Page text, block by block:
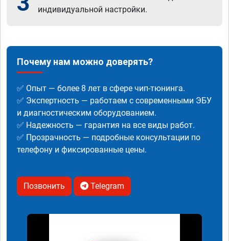
индивидуальной настройки.
Почему нам можно доверять?
✅ Опыт — более 8 лет в сфере чип-тюнинга.
✅ Экспертность — работаем с современными ЭБУ
и диагностическим оборудованием.
✅ Надежность — гарантия на все виды работ.
✅ Прозрачность — подробные консультации по
телефону и фиксированные цены.
Позвонить Telegram